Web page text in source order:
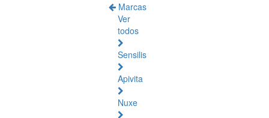
Marcas
Ver
todos
Sensilis
Apivita
Nuxe